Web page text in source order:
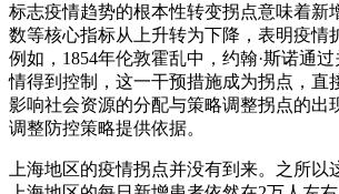
标志疫情趋势的根本性转变拐点意味着新
数等核心指标从上升转为下降，表明疫情
例如，1854年伦敦霍乱中，约翰·斯诺通
情得到控制，这一干预措施成为拐点，直
影响社会资源的分配与策略调整拐点的出
调整防控策略提供依据。
上海地区的疫情拐点并没有到来。之所以